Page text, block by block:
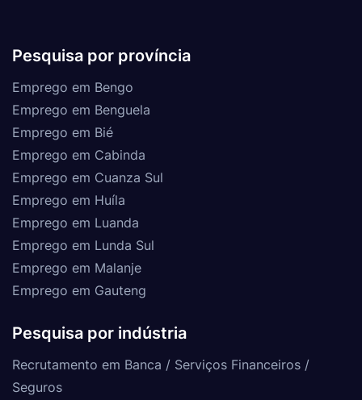
Pesquisa por província
Emprego em Bengo
Emprego em Benguela
Emprego em Bié
Emprego em Cabinda
Emprego em Cuanza Sul
Emprego em Huíla
Emprego em Luanda
Emprego em Lunda Sul
Emprego em Malanje
Emprego em Gauteng
Pesquisa por indústria
Recrutamento em Banca / Serviços Financeiros /
Seguros